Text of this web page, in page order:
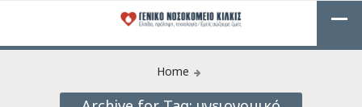
Home